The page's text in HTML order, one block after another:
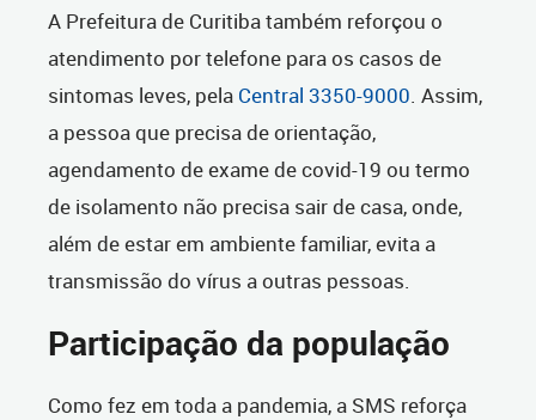
A Prefeitura de Curitiba também reforçou o
atendimento por telefone para os casos de
sintomas leves, pela Central 3350-9000. Assim,
a pessoa que precisa de orientação,
agendamento de exame de covid-19 ou termo
de isolamento não precisa sair de casa, onde,
além de estar em ambiente familiar, evita a
transmissão do vírus a outras pessoas.
Participação da população
Como fez em toda a pandemia, a SMS reforça